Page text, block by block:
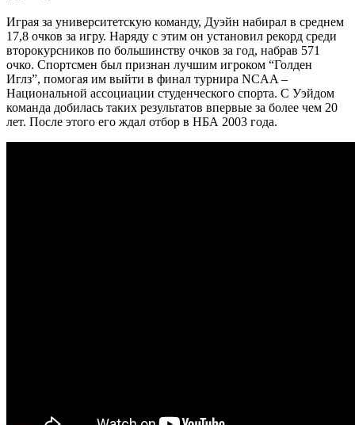
Играя за университетскую команду, Дуэйн набирал в среднем
17,8 очков за игру. Наряду с этим он установил рекорд среди
второкурсников по большинству очков за год, набрав 571
очко. Спортсмен был признан лучшим игроком “Голден
Иглз”, помогая им выйти в финал турнира NCAA –
Национальной ассоциации студенческого спорта. С Уэйдом
команда добилась таких результатов впервые за более чем 20
лет. После этого его ждал отбор в НБА 2003 года.